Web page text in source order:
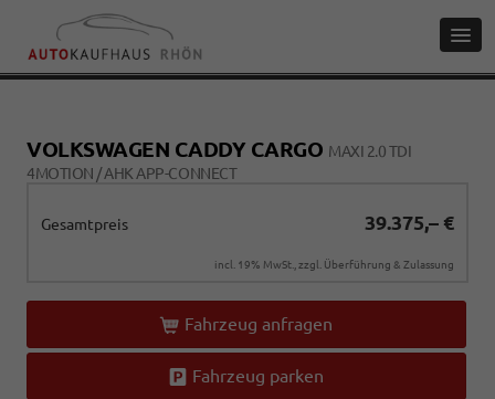
VOLKSWAGEN CADDY CARGO MAXI 2.0 TDI
4MOTION / AHK APP-CONNECT
Gesamtpreis 39.375,– €
incl. 19% MwSt., zzgl. Überführung & Zulassung
Fahrzeug anfragen
Fahrzeug parken